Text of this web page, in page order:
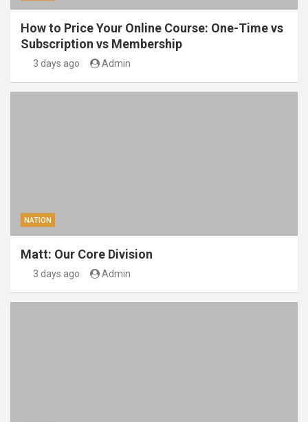
How to Price Your Online Course: One-Time vs
Subscription vs Membership
3 days ago Admin
NATION
Matt: Our Core Division
3 days ago Admin